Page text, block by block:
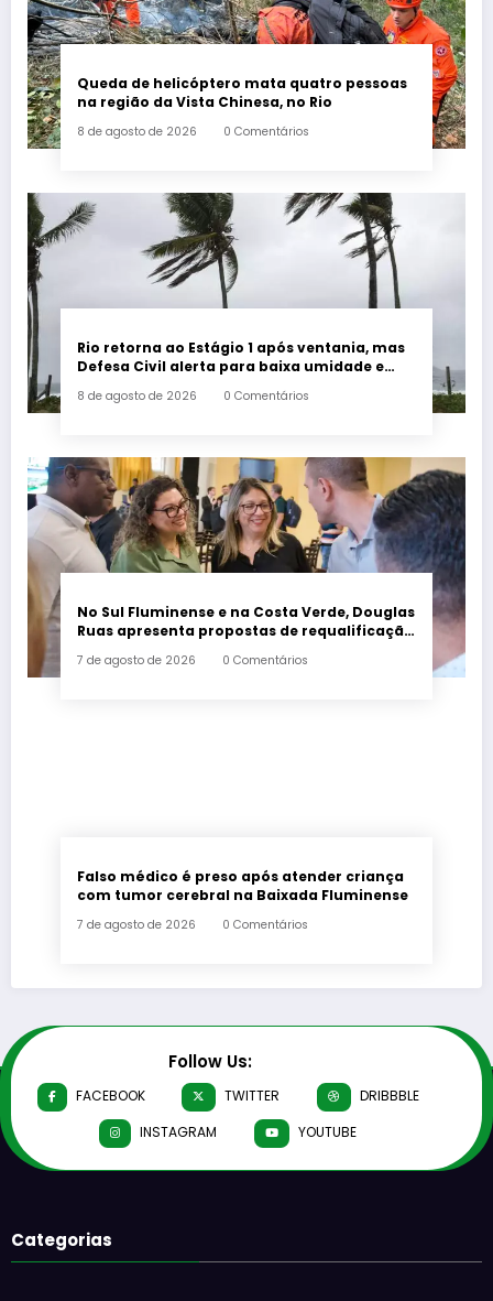
Queda de helicóptero mata quatro pessoas
na região da Vista Chinesa, no Rio
8 de agosto de 2026 0 Comentários
Rio retorna ao Estágio 1 após ventania, mas
Defesa Civil alerta para baixa umidade e
8 de agosto de 2026 0 Comentários
No Sul Fluminense e na Costa Verde, Douglas
Ruas apresenta propostas de requalificação
7 de agosto de 2026 0 Comentários
Falso médico é preso após atender criança
com tumor cerebral na Baixada Fluminense
7 de agosto de 2026 0 Comentários
Follow Us:
FACEBOOK TWITTER
DRIBBBLE
INSTAGRAM
YOUTUBE
Categorias